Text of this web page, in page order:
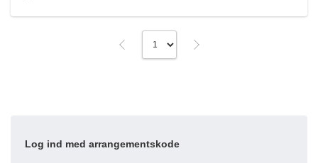
Log ind med arrangementskode